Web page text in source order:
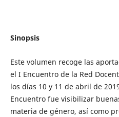
Sinopsis
Este volumen recoge las
el I Encuentro de la Red
los días 10 y 11 de abril de
Encuentro fue visibilizar
materia de género, así como